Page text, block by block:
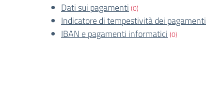
Dati sui pagamenti (0)
Indicatore di tempestività dei pagamenti
IBAN e pagamenti informatici (0)